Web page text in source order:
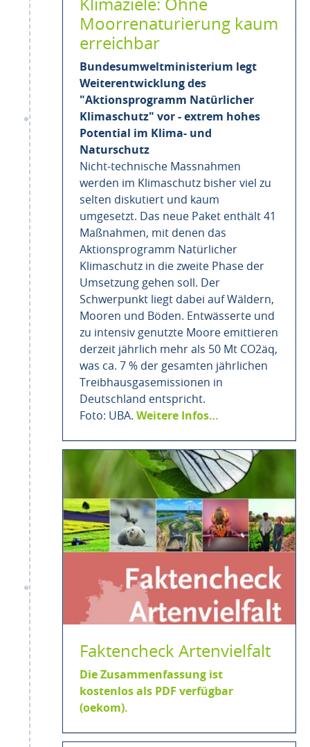
Klimaziele: Ohne
Moorrenaturierung kaum
erreichbar
Bundesumweltministerium legt
Weiterentwicklung des
"Aktionsprogramm Natürlicher
Klimaschutz" vor - extrem hohes
Potential im Klima- und
Naturschutz
Nicht-technische Massnahmen
werden im Klimaschutz bisher viel zu
selten diskutiert und kaum
umgesetzt. Das neue Paket enthält 41
Maßnahmen, mit denen das
Aktionsprogramm Natürlicher
Klimaschutz in die zweite Phase der
Umsetzung gehen soll. Der
Schwerpunkt liegt dabei auf Wäldern,
Mooren und Böden. Entwässerte und
zu intensiv genutzte Moore emittieren
derzeit jährlich mehr als 50 Mt CO2äq,
was ca. 7 % der gesamten jährlichen
Treibhausgasemissionen in
Deutschland entspricht.
Foto: UBA. Weitere Infos…
Faktencheck Artenvielfalt
Die Zusammenfassung ist
kostenlos als PDF verfügbar
(oekom).